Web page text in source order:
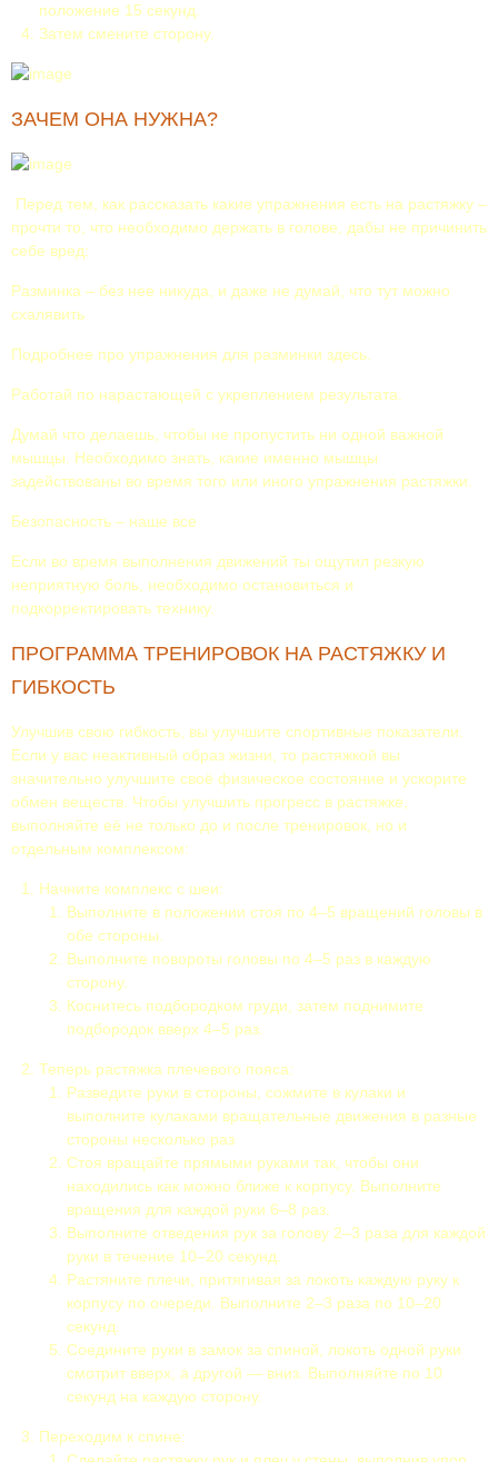
положение 15 секунд.
Затем смените сторону.
ЗАЧЕМ ОНА НУЖНА?
Перед тем, как рассказать какие упражнения есть на растяжку –
прочти то, что необходимо держать в голове, дабы не причинить
себе вред:
Разминка – без нее никуда, и даже не думай, что тут можно
схалявить
Подробнее про упражнения для разминки здесь.
Работай по нарастающей с укреплением результата.
Думай что делаешь, чтобы не пропустить ни одной важной
мышцы. Необходимо знать, какие именно мышцы
задействованы во время того или иного упражнения растяжки.
Безопасность – наше все
Если во время выполнения движений ты ощутил резкую
неприятную боль, необходимо остановиться и
подкорректировать технику.
ПРОГРАММА ТРЕНИРОВОК НА РАСТЯЖКУ И
ГИБКОСТЬ
Улучшив свою гибкость, вы улучшите спортивные показатели.
Если у вас неактивный образ жизни, то растяжкой вы
значительно улучшите своё физическое состояние и ускорите
обмен веществ. Чтобы улучшить прогресс в растяжке,
выполняйте её не только до и после тренировок, но и
отдельным комплексом:
Начните комплекс с шеи:
Выполните в положении стоя по 4–5 вращений головы в
обе стороны.
Выполните повороты головы по 4–5 раз в каждую
сторону.
Коснитесь подбородком груди, затем поднимите
подбородок вверх 4–5 раз.
Теперь растяжка плечевого пояса:
Разведите руки в стороны, сожмите в кулаки и
выполните кулаками вращательные движения в разные
стороны несколько раз
Стоя вращайте прямыми руками так, чтобы они
находились как можно ближе к корпусу. Выполните
вращения для каждой руки 6–8 раз.
Выполните отведения рук за голову 2–3 раза для каждой
руки в течение 10–20 секунд.
Растяните плечи, притягивая за локоть каждую руку к
корпусу по очереди. Выполните 2–3 раза по 10–20
секунд.
Соедините руки в замок за спиной, локоть одной руки
смотрит вверх, а другой — вниз. Выполняйте по 10
секунд на каждую сторону.
Переходим к спине: